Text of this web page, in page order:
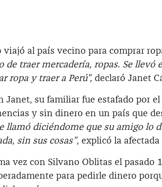
viajó al país vecino para comprar
de traer mercadería, ropas. Se llevó
ropa y traer a Perú”, declaró Janet
Janet, su familiar fue estafado por
y sin dinero en un país que
llamó diciéndome que su amigo lo
sin sus cosas”, explicó la afectada
vez con Silvano Oblitas el pasado
para pedirle dinero